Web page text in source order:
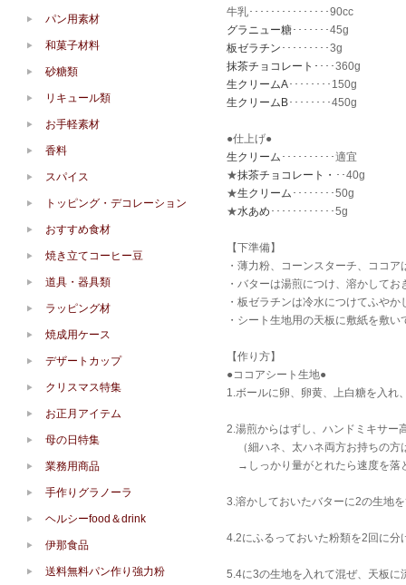
牛乳･･･････････････90cc
グラニュー糖･･･････45g
板ゼラチン ･････････3g
抹茶チョコレート･ ･･･360g
生クリームA････････150g
生クリームB････････450g
●仕上げ●
生クリーム ･･････････適宜
★抹茶チョコレート・ ･･40g
★生クリーム ････････50g
★水あめ ････････････5g
【下準備】
・薄力粉、コーンスターチ、ココ
・バターは湯煎につけ、溶かして
・板ゼラチンは冷水につけてふやか
・シート生地用の天板に敷紙を敷い
【作り方】
●ココアシート生地●
1.ボールに卵、卵黄、上白糖を入
2.湯煎からはずし、ハンドミキサ
（細ハネ、太ハネ両方お持ちの方
→しっかり量がとれたら速度を落
3.溶かしておいたバターに2の生地
4.2にふるっておいた粉類を2回に分
5.4に3の生地を入れて混ぜ、天板に
パン用素材
和菓子材料
砂糖類
リキュール類
お手軽素材
香料
スパイス
トッピング・デコレーション
おすすめ食材
焼き立てコーヒー豆
道具・器具類
ラッピング材
焼成用ケース
デザートカップ
クリスマス特集
お正月アイテム
母の日特集
業務用商品
手作りグラノーラ
ヘルシーfood＆drink
伊那食品
送料無料パン作り強力粉